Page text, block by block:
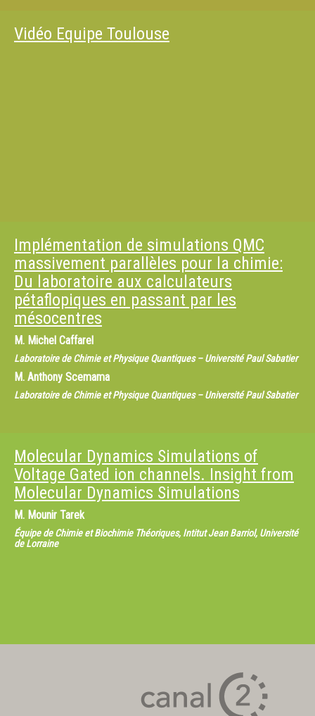
Vidéo Equipe Toulouse
Implémentation de simulations QMC
massivement parallèles pour la chimie:
Du laboratoire aux calculateurs
pétaflopiques en passant par les
mésocentres
M. Michel Caffarel
Laboratoire de Chimie et Physique Quantiques – Université Paul Sabatier
M. Anthony Scemama
Laboratoire de Chimie et Physique Quantiques – Université Paul Sabatier
Molecular Dynamics Simulations of
Voltage Gated ion channels. Insight from
Molecular Dynamics Simulations
M. Mounir Tarek
Équipe de Chimie et Biochimie Théoriques, Intitut Jean Barriol, Université
de Lorraine